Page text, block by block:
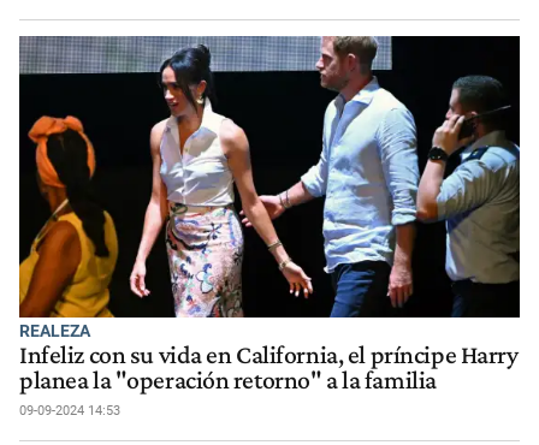
REALEZA
Infeliz con su vida en California, el príncipe Harry
planea la "operación retorno" a la familia
09-09-2024 14:53